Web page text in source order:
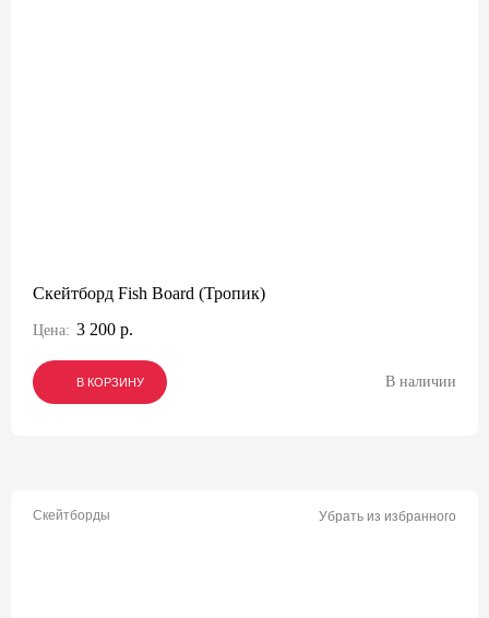
Скейтборд Fish Board (Тропик)
Цена: 3 200 р.
В КОРЗИНУ
В КОРЗИНУ
В КОРЗИНУ В наличии
Скейтборды Убрать из избранного